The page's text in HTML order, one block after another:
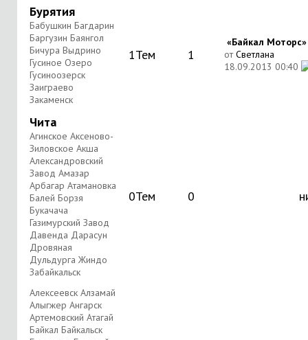
Бурятия
Бабушкин Багдарин
Баргузин Баянгол
Бичура Выдрино
Гусиное Озеро
Гусиноозерск
Заиграево
Закаменск
1Тем 1
«Байкал Моторс»
отСветлана
18.09.2013 00:40
Чита
Агинское Аксеново-
Зиловское Акша
Александровский
Завод Амазар
Арбагар Атамановка
Балей Борзя
Букачача
Газимурский Завод
Давенда Дарасун
Дровяная
Дульдурга Жиндо
Забайкальск
0Тем 0
Алексеевск Алзамай
Алыгжер Ангарск
Артемовский Атагай
Байкал Байкальск